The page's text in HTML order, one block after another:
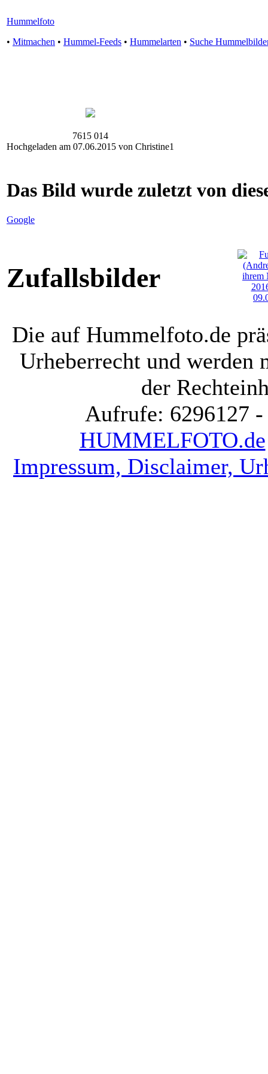
Hummelfoto
• Mitmachen • Hummel-Feeds • Hummelarten • Suche
7615 014
Hochgeladen am 07.06.2015 von Christine1
Das Bild wurde zuletzt von
Google
Zufallsbilder
Die auf Hummelfoto.de
Urheberrecht und werden
der
Aufrufe: 6296127
HUMMELFOTO.de
Impressum, Disclaimer,